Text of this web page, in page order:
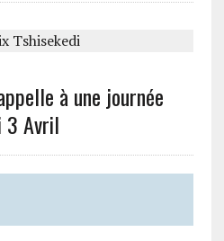
à une journée
3 Avril